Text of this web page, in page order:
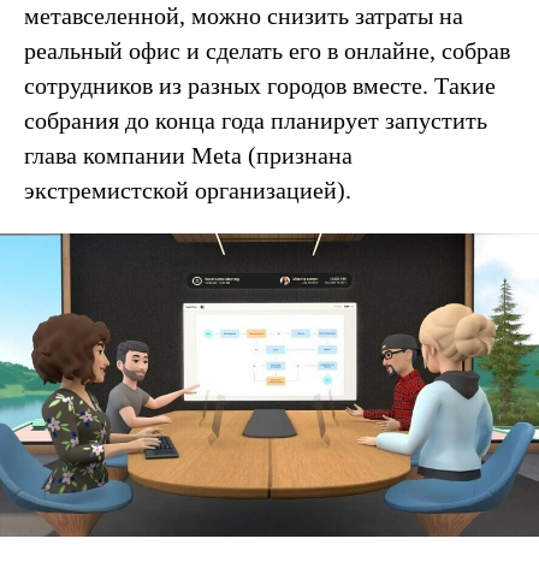
метавселенной, можно снизить затраты на
реальный офис и сделать его в онлайне, собрав
сотрудников из разных городов вместе. Такие
собрания до конца года планирует запустить
глава компании Meta (признана
экстремистской организацией).